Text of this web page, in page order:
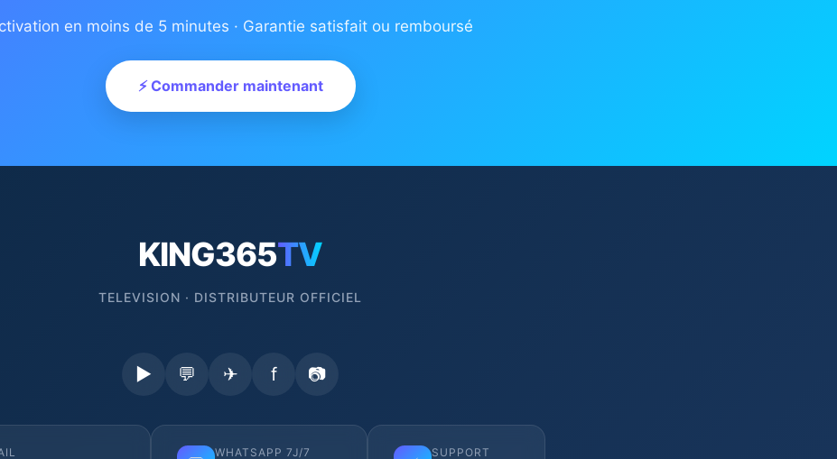
en moins de 5 minutes · Garantie satisfait ou remboursé
⚡ Commander maintenant
KING365TV
TELEVISION · DISTRIBUTEUR OFFICIEL
▶ 💬 ✈ f 📷
WHATSAPP 7J/7 SUPPORT